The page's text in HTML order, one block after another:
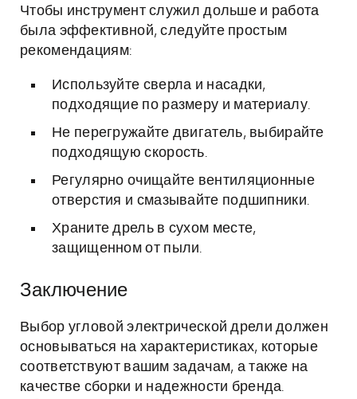
Чтобы инструмент служил дольше и работа
была эффективной, следуйте простым
рекомендациям:
Используйте сверла и насадки,
подходящие по размеру и материалу.
Не перегружайте двигатель, выбирайте
подходящую скорость.
Регулярно очищайте вентиляционные
отверстия и смазывайте подшипники.
Храните дрель в сухом месте,
защищенном от пыли.
Заключение
Выбор угловой электрической дрели должен
основываться на характеристиках, которые
соответствуют вашим задачам, а также на
качестве сборки и надежности бренда.